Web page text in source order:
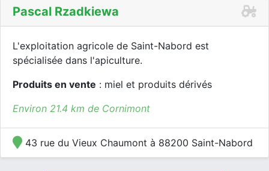
Pascal Rzadkiewa
L'exploitation agricole de Saint-Nabord est
spécialisée dans l'apiculture.
Produits en vente : miel et produits dérivés
Environ 21.4 km de Cornimont
43 rue du Vieux Chaumont à 88200 Saint-Nabord